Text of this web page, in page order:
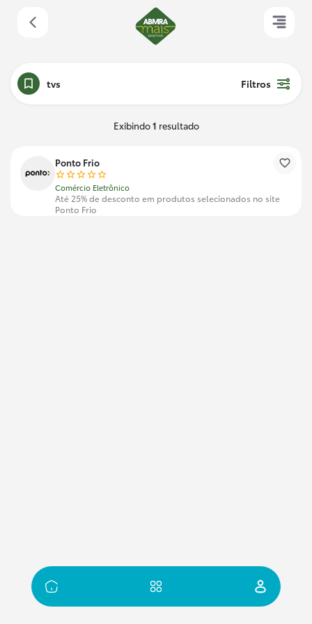
tvs Filtros
Exibindo1 resultado
Ponto Frio
Comércio Eletrônico
Até 25% de desconto em produtos selecionados no site
Ponto Frio